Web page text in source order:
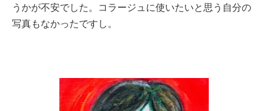
うかが不安でした。コラージュに使いたいと思う自分の
写真もなかったですし。